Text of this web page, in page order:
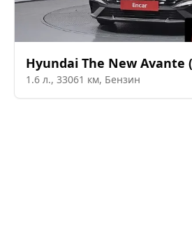
Hyundai The New Avante
1.6 л., 33061 км, Бензин